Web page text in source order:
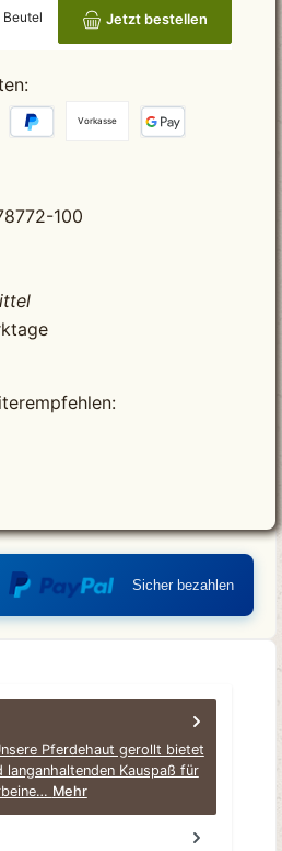
Beutel Jetzt bestellen
Vorkasse
100
Sicher bezahlen
Pferdehaut gerollt bietet
langanhaltenden Kauspaß für
Mehr